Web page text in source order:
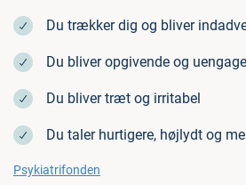
Du trækker dig og bliver
Du bliver opgivende og
Du bliver træt og irritabel
Du taler hurtigere, højlydt og
Psykiatrifonden